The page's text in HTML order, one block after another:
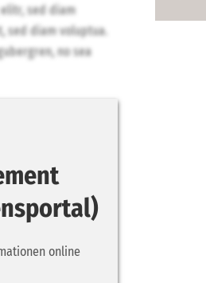
sed diam
sed diam voluptua.
no sea
online